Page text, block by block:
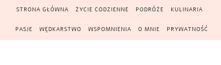
Skip to content
STRONA GŁÓWNA ŻYCIE CODZIENNE PODRÓŻE KULINARIA
PASJE WĘDKARSTWO WSPOMNIENIA O MNIE PRYWATNOŚĆ